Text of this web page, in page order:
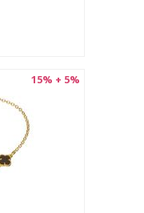
15% + 5%